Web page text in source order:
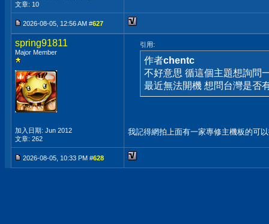
文章: 10
2026-08-05, 12:56 AM #627
spring91811
Major Member
加入日期: Jun 2012
文章: 262
引用:
作者chentc
不好意思 循這個主題想詢問
最近無法開機 想問台灣是否
我記得網拍上面有一家專修主機板的可
2026-08-05, 10:33 PM #628